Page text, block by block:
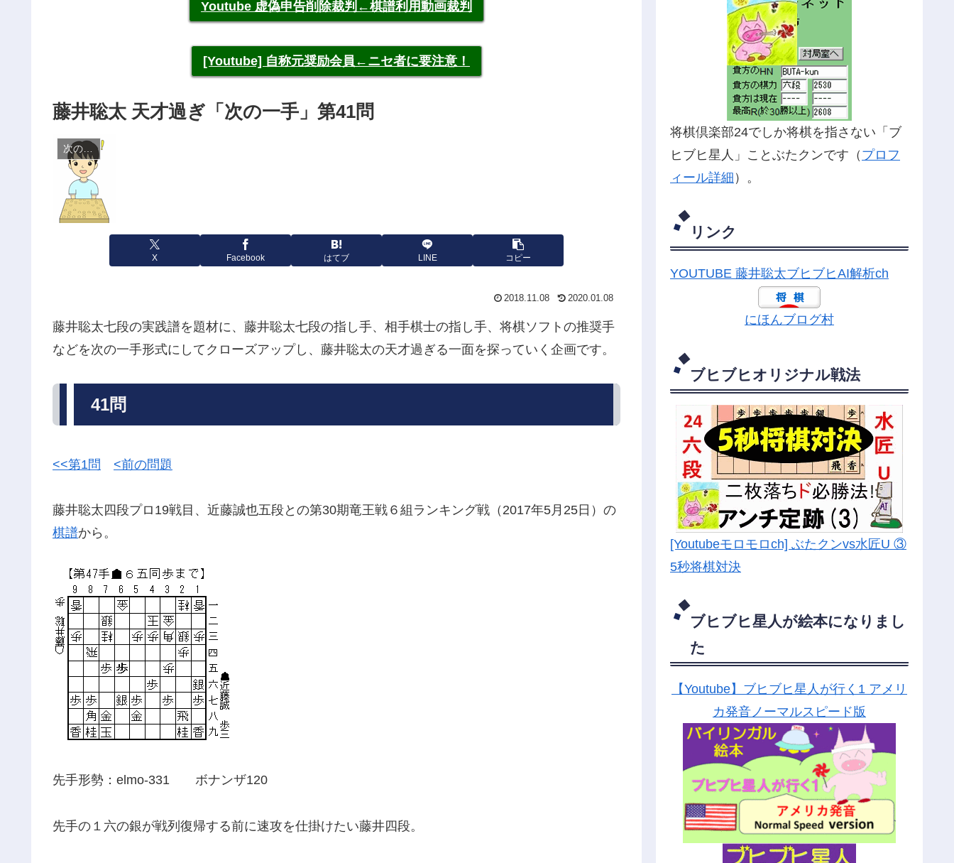
Youtube 虚偽申告削除裁判←棋譜利用動画裁判
[Youtube] 自称元奨励会員←ニセ者に要注意！
藤井聡太 天才過ぎ「次の一手」第41問
次の一手
X Facebook はてブ LINE コピー
2018.11.08 2020.01.08
藤井聡太七段の実践譜を題材に、藤井聡太七段の指し手、相手棋士の指し手、将棋ソフトの推奨手
などを次の一手形式にしてクローズアップし、藤井聡太の天才過ぎる一面を探っていく企画です。
41問
<<第1問 <前の問題
藤井聡太四段プロ19戦目、近藤誠也五段との第30期竜王戦６組ランキング戦（2017年5月25日）の
棋譜から。
先手形勢：elmo-331 ボナンザ120
先手の１六の銀が戦列復帰する前に速攻を仕掛けたい藤井四段。
将棋倶楽部24でしか将棋を指さない「ブ
ヒブヒ星人」ことぶたクンです（ プロフ
ィール詳細 ）。
リンク
YOUTUBE 藤井聡太ブヒブヒAI解析ch
にほんブログ村
ブヒブヒオリジナル戦法
[Youtubeモロモロch] ぶたクンvs水匠U ③
5秒将棋対決
ブヒブヒ星人が絵本になりまし
た
【Youtube】ブヒブヒ星人が行く1 アメリ
カ発音ノーマルスピード版